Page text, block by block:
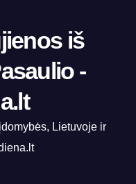
iš
-
Lietuvoje ir